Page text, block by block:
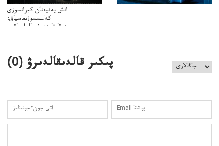
اقش پەنپەنان كيرانسوزى
كەلىسسوزىعاسپاق:
دوقايتازدەسۋىجالعاسپاقتى
پىكىر قالدىقالدىرۋ (0
)